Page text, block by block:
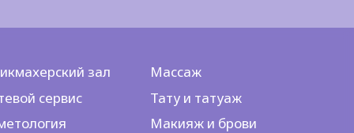
Макияж и брови
Тату и татуаж
Массаж
сервис
зал